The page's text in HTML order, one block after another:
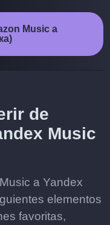
Music a
de
Music
a Yandex
elementos
favoritas,